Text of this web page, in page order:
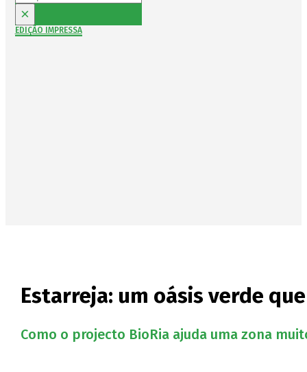
×
EDIÇÃO IMPRESSA
Estarreja: um oásis verde
Como o projecto BioRia ajuda uma zona